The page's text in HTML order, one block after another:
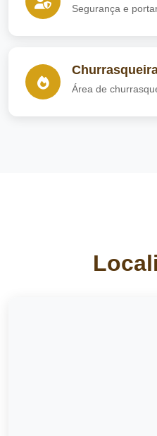
Segurança e
Área de